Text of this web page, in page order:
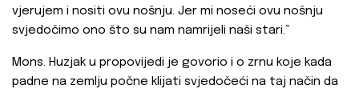
vjerujem i nositi ovu nošnju. Jer mi noseći ovu nošnju
svjedočimo ono što su nam namrijeli naši stari.“
Mons. Huzjak u propovijedi je govorio i o zrnu koje kada
padne na zemlju počne klijati svjedočeći na taj način da